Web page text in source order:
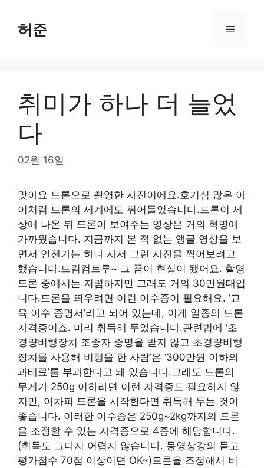
content
허준 Menu
취미가 하나 더 늘었
다
02월 16일
맞아요 드론으로 촬영한 사진이에요.호기심 많은 아
이처럼 드론의 세계에도 뛰어들었습니다.드론이 세
상에 나온 뒤 드론이 보여주는 영상은 거의 혁명에
가까웠습니다. 지금까지 본 적 없는 앵글 영상을 보
면서 언젠가는 하나 사서 그런 사진을 찍어보려고
했습니다.드림컴트루~ 그 꿈이 현실이 됐어요. 촬영
드론 중에서는 저렴하지만 그래도 거의 30만원대입
니다.드론을 띄우려면 이런 이수증이 필요해요. ‘교
육 이수 증명서’라고 되어 있는데, 이게 일종의 드론
자격증이죠. 미리 취득해 두었습니다.관련법에 ‘초
경량비행장치 조종자 증명을 받지 않고 초경량비행
장치를 사용해 비행을 한 사람’은 ‘300만원 이하의
과태료’를 부과한다고 돼 있습니다.그래도 드론의
무게가 250g 이하라면 이런 자격증도 필요하지 않
지만, 어차피 드론을 시작한다면 취득해 두는 것이
좋습니다. 이러한 이수증은 250g~2kg까지의 드론
을 조정할 수 있는 자격증으로 4종에 해당합니다.
(취득도 그다지 어렵지 않습니다. 동영상강의 듣고
평가점수 70점 이상이면 OK~)드론을 조정해서 비